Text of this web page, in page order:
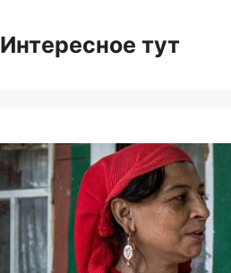
Интересное тут